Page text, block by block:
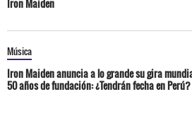
Iron Maiden
Música
Iron Maiden anuncia a lo grande su gira
50 años de fundación: ¿Tendrán fecha en Perú?